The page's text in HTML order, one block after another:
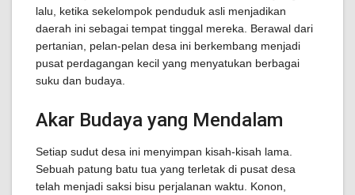
lalu, ketika sekelompok penduduk asli menjadikan
daerah ini sebagai tempat tinggal mereka. Berawal dari
pertanian, pelan-pelan desa ini berkembang menjadi
pusat perdagangan kecil yang menyatukan berbagai
suku dan budaya.
Akar Budaya yang Mendalam
Setiap sudut desa ini menyimpan kisah-kisah lama.
Sebuah patung batu tua yang terletak di pusat desa
telah menjadi saksi bisu perjalanan waktu. Konon,